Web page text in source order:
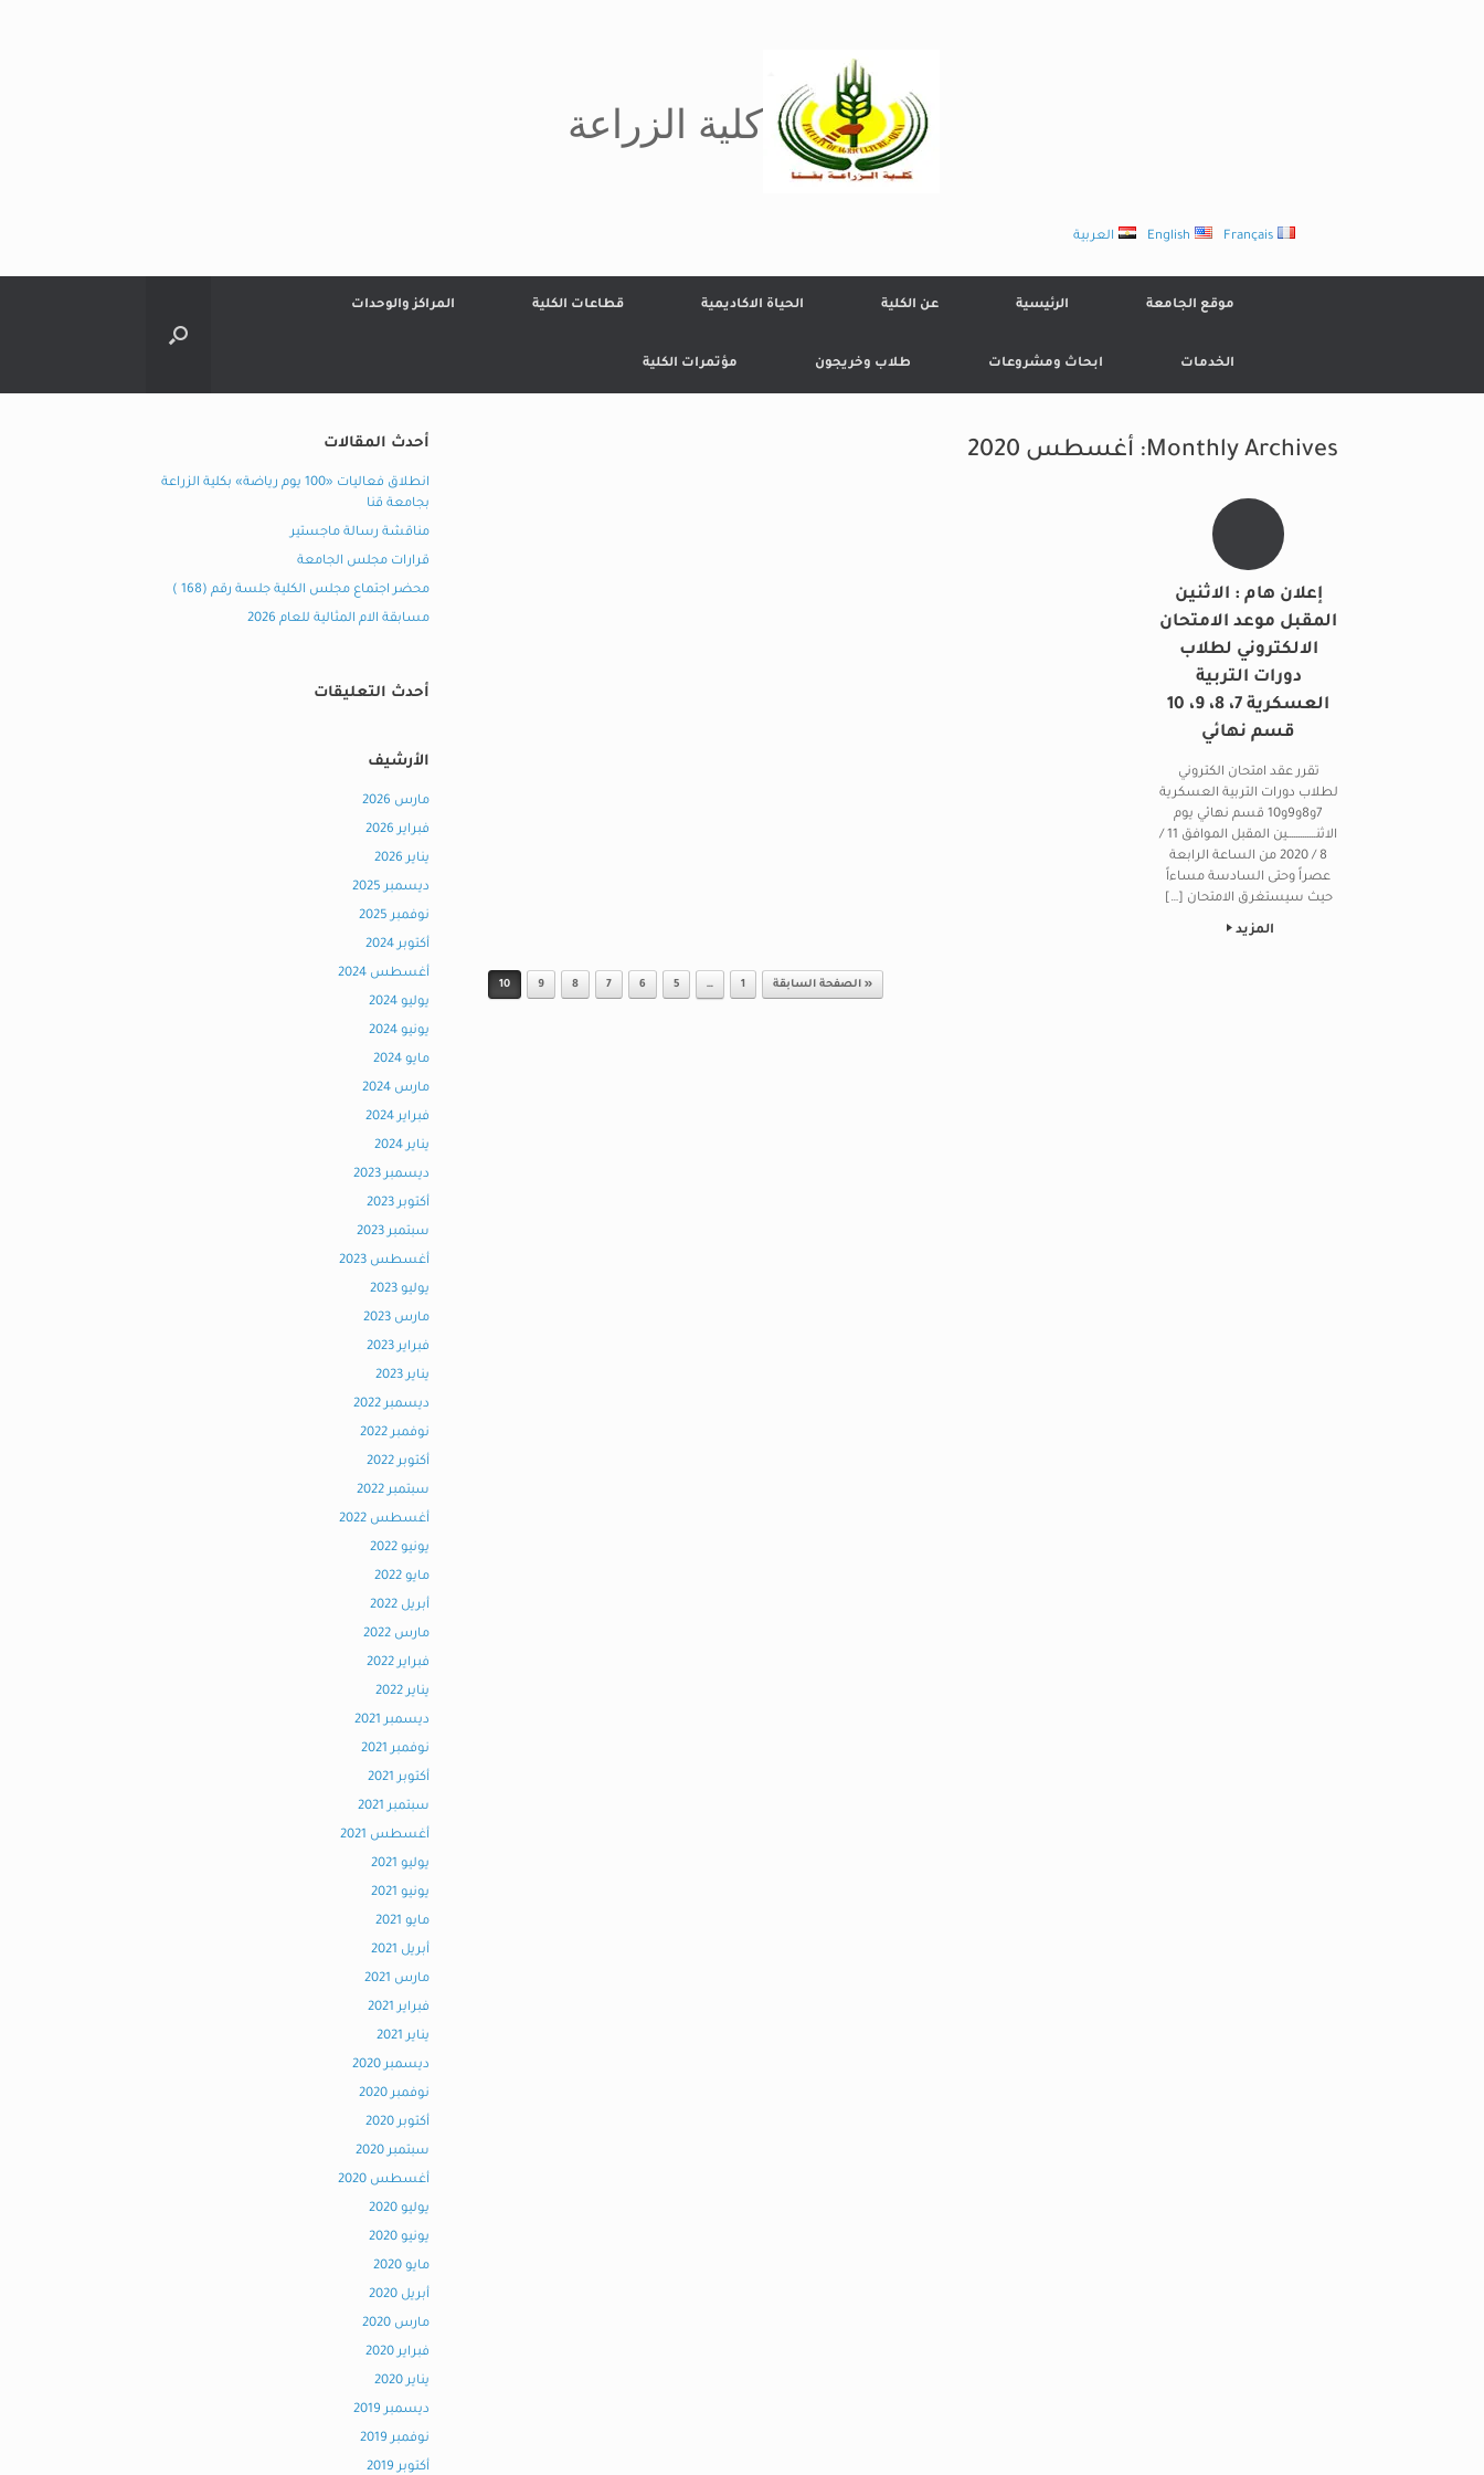
كلية الزراعة
العربية English Français
موقع الجامعة الرئيسية عن الكلية الحياة الاكاديمية قطاعات الكلية المراكز والوحدات
الخدمات ابحاث ومشروعات طلاب وخريجون مؤتمرات الكلية
Monthly Archives: أغسطس 2020
إعلان هام : الاثنين
المقبل موعد الامتحان
الالكتروني لطلاب
دورات التربية
العسكرية 7، 8، 9، 10
قسم نهائي
تقرر عقد امتحان الكتروني
لطلاب دورات التربية العسكرية
7و8و9و10 قسم نهائي يوم
الاثنـــــــــــــين المقبل الموافق 11 /
8 / 2020 من الساعة الرابعة
عصراً وحتى السادسة مساءاً
حيث سيستغرق الامتحان […]
المزيد
« الصفحة السابقة 1
…
5
6
7
8
9
10
أحدث المقالات
انطلاق فعاليات «100 يوم رياضة» بكلية الزراعة
بجامعة قنا
مناقشة رسالة ماجستير
قرارات مجلس الجامعة
محضر اجتماع مجلس الكلية جلسة رقم (168 )
مسابقة الام المثالية للعام 2026
أحدث التعليقات
الأرشيف
مارس 2026
فبراير 2026
يناير 2026
ديسمبر 2025
نوفمبر 2025
أكتوبر 2024
أغسطس 2024
يوليو 2024
يونيو 2024
مايو 2024
مارس 2024
فبراير 2024
يناير 2024
ديسمبر 2023
أكتوبر 2023
سبتمبر 2023
أغسطس 2023
يوليو 2023
مارس 2023
فبراير 2023
يناير 2023
ديسمبر 2022
نوفمبر 2022
أكتوبر 2022
سبتمبر 2022
أغسطس 2022
يونيو 2022
مايو 2022
أبريل 2022
مارس 2022
فبراير 2022
يناير 2022
ديسمبر 2021
نوفمبر 2021
أكتوبر 2021
سبتمبر 2021
أغسطس 2021
يوليو 2021
يونيو 2021
مايو 2021
أبريل 2021
مارس 2021
فبراير 2021
يناير 2021
ديسمبر 2020
نوفمبر 2020
أكتوبر 2020
سبتمبر 2020
أغسطس 2020
يوليو 2020
يونيو 2020
مايو 2020
أبريل 2020
مارس 2020
فبراير 2020
يناير 2020
ديسمبر 2019
نوفمبر 2019
أكتوبر 2019